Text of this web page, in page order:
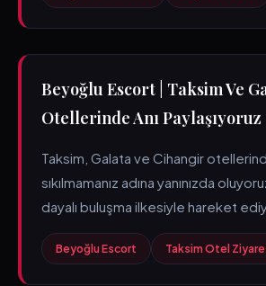
Beyoğlu Escort | Taksim Ve
Otellerinde Anı Paylaşıyoruz
Taksim, Galata ve Cihangir
sıkılmamanız adına yanınızda
dayalı buluşma ilkesiyle hareket
Beyoğlu Escort Taksim Otel